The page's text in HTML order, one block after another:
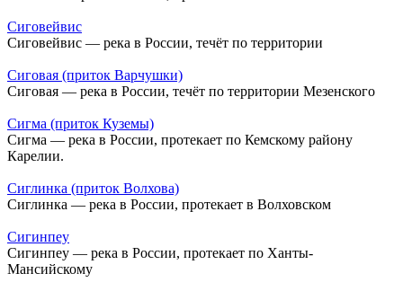
Сиговейвис
Сиговейвис — река в России, течёт по территории
Сиговая (приток Варчушки)
Сиговая — река в России, течёт по территории Мезенского
Сигма (приток Куземы)
Сигма — река в России, протекает по Кемскому району
Карелии.
Сиглинка (приток Волхова)
Сиглинка — река в России, протекает в Волховском
Сигинпеу
Сигинпеу — река в России, протекает по Ханты-
Мансийскому